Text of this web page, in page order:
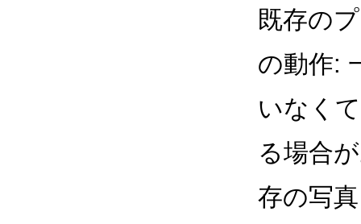
既存の
の動作:
いなく
る場合
存の写